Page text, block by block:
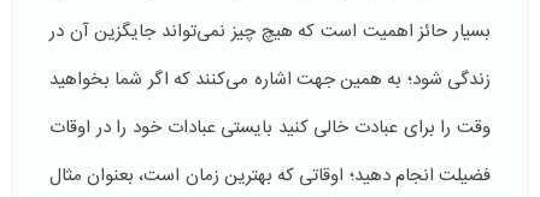
بسیار حائز اهمیت است که هیچ چیز نمی‌تواند جایگزین آن در
زندگی شود؛ به همین جهت اشاره می‌کنند که اگر شما بخواهید
وقت را برای عبادت خالی کنید بایستی عبادات خود را در اوقات
فضیلت انجام دهید؛ اوقاتی که بهترین زمان است، بعنوان مثال